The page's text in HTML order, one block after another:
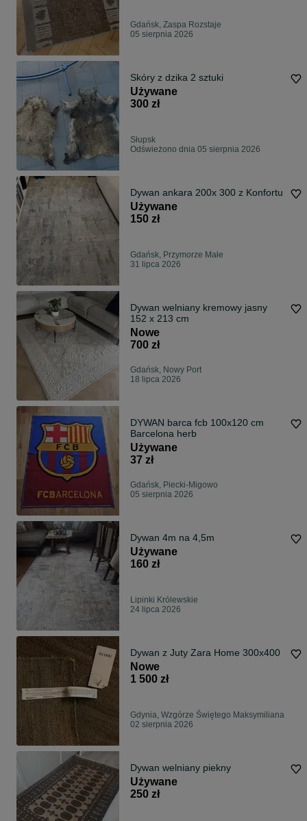
Gdańsk, Zaspa Rozstaje
05 sierpnia 2026
Skóry z dzika 2 sztuki
Używane
300 zł
Słupsk
Odświeżono dnia 05 sierpnia 2026
Dywan ankara 200x 300 z Konfortu
Używane
150 zł
Gdańsk, Przymorze Małe
31 lipca 2026
Dywan welniany kremowy jasny
152 x 213 cm
Nowe
700 zł
Gdańsk, Nowy Port
18 lipca 2026
DYWAN barca fcb 100x120 cm
Barcelona herb
Używane
37 zł
Gdańsk, Piecki-Migowo
05 sierpnia 2026
Dywan 4m na 4,5m
Używane
160 zł
Lipinki Królewskie
24 lipca 2026
Dywan z Juty Zara Home 300x400
Nowe
1 500 zł
Gdynia, Wzgórze Świętego Maksymiliana
02 sierpnia 2026
Dywan welniany piekny
Używane
250 zł